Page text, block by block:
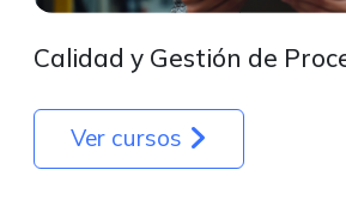
Calidad y Gestión de
Ver cursos